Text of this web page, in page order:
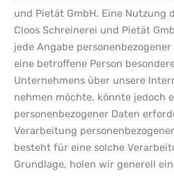
und Pietät GmbH. Eine Nutzung
Cloos Schreinerei und Pietät
jede Angabe
eine betroffene Person
Unternehmens über unsere
nehmen möchte, könnte jedoch
personenbezogener Daten
Verarbeitung
besteht für eine solche
Grundlage, holen wir generell